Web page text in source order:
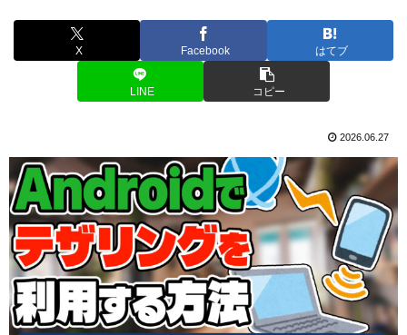
X Facebook はてブ
LINE コピー
2026.06.27